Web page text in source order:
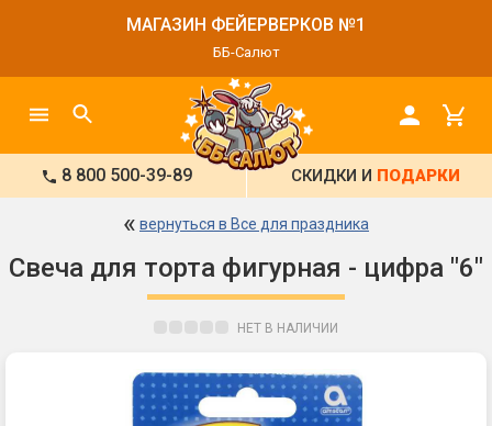
МАГАЗИН ФЕЙЕРВЕРКОВ №1
ББ-Салют
8 800 500-39-89 СКИДКИ И ПОДАРКИ
« вернуться в Все для праздника
Свеча для торта фигурная - цифра "6"
НЕТ В НАЛИЧИИ